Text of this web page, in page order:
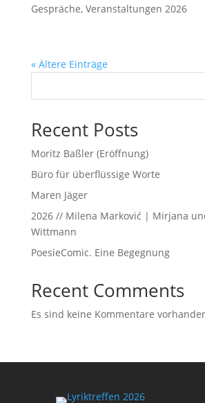
Gespräche, Veranstaltungen 2026
« Ältere Einträge
Recent Posts
Moritz Baßler (Eröffnung)
Büro für über­flüssige Worte
Maren Jäger
2026 // Milena Marković | Mirjana
Wittmann
PoesieComic. Eine Begegnung
Recent Comments
Es sind keine Kommentare